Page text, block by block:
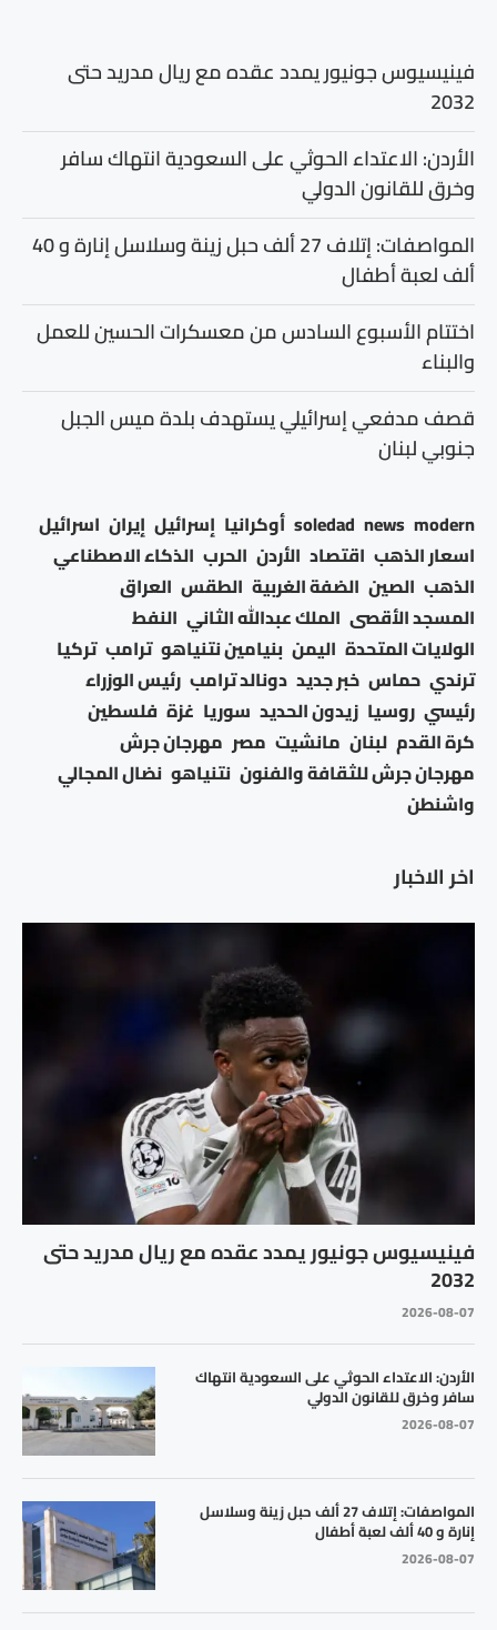
اخر الاخبار
فينيسيوس جونيور يمدد عقده مع ريال مدريد حتى
2032
2026-08-07
الأردن: الاعتداء الحوثي على السعودية انتهاك
سافر وخرق للقانون الدولي
2026-08-07
المواصفات: إتلاف 27 ألف حبل زينة وسلاسل
إنارة و 40 ألف لعبة أطفال
2026-08-07
فينيسيوس جونيور يمدد عقده مع ريال مدريد حتى
2032
الأردن: الاعتداء الحوثي على السعودية انتهاك سافر
وخرق للقانون الدولي
المواصفات: إتلاف 27 ألف حبل زينة وسلاسل إنارة و 40
ألف لعبة أطفال
اختتام الأسبوع السادس من معسكرات الحسين للعمل
والبناء
قصف مدفعي إسرائيلي يستهدف بلدة ميس الجبل
جنوبي لبنان
modern
news
soledad أوكرانيا إسرائيل إيران اسرائيل
اسعار الذهب اقتصاد الأردن الحرب الذكاء الاصطناعي
الذهب الصين الضفة الغربية الطقس العراق
المسجد الأقصى الملك عبدالله الثاني النفط
الولايات المتحدة اليمن بنيامين نتنياهو ترامب تركيا
ترندي حماس خبر جديد دونالد ترامب رئيس الوزراء
رئيسي روسيا زيدون الحديد سوريا غزة فلسطين
كرة القدم لبنان مانشيت مصر مهرجان جرش
مهرجان جرش للثقافة والفنون نتنياهو نضال المجالي
واشنطن